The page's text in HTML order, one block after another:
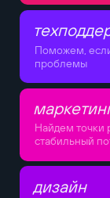
Поможем,
проблемы
Найдем точки
стабильный
дизайн